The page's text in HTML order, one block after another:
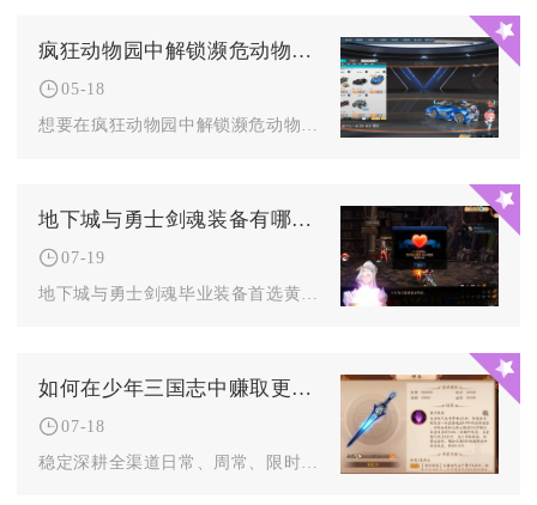
疯狂动物园中解锁濒危动物等级的步骤是什么
05-18
想要在疯狂动物园中解锁濒危动物等级，核心前提是先达成该动物对...
地下城与勇士剑魂装备有哪些值得推荐的
07-19
如何在少年三国志中赚取更多的元宝
07-18